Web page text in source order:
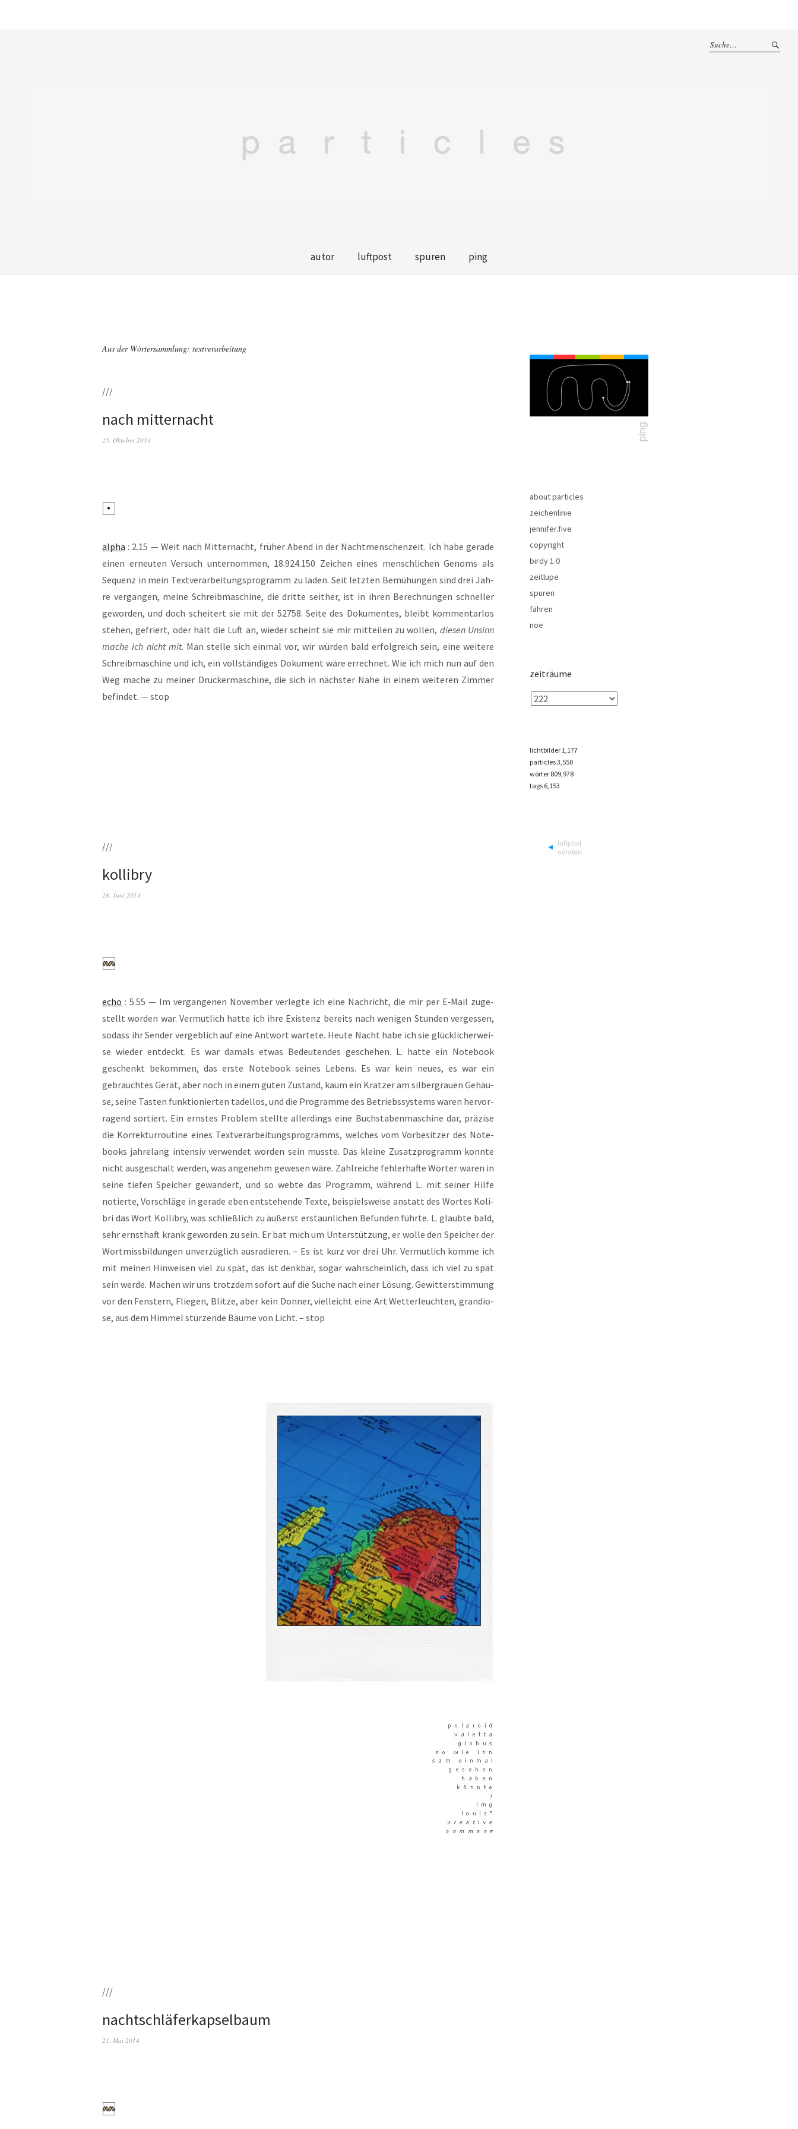
autor luftpost spuren ping
Aus der Wörtersammlung: textverarbeitung
///
nach mitternacht
25. Oktober 2014
alpha : 2.15 — Weit nach Mit­ter­nacht, frü­her Abend in der Nacht­men­schen­zeit. Ich habe gera­de
einen erneu­ten Ver­such unter­nom­men, 18.924.150 Zei­chen eines mensch­li­chen Genoms als
Sequenz in mein Text­ver­ar­bei­tungs­pro­gramm zu laden. Seit letz­ten Bemü­hun­gen sind drei Jah­
re ver­gan­gen, mei­ne Schreib­ma­schi­ne, die drit­te seit­her, ist in ihren Berech­nun­gen schnel­ler
gewor­den, und doch schei­tert sie mit der 52758. Sei­te des Doku­men­tes, bleibt kom­men­tar­los
ste­hen, gefriert, oder hält die Luft an, wie­der scheint sie mir mit­tei­len zu wol­len, die­sen Unsinn
mache ich nicht mit. Man stel­le sich ein­mal vor, wir wür­den bald erfolg­reich sein, eine wei­te­re
Schreib­ma­schi­ne und ich, ein voll­stän­di­ges Doku­ment wäre errech­net. Wie ich mich nun auf den
Weg mache zu mei­ner Dru­cker­ma­schi­ne, die sich in nächs­ter Nähe in einem wei­te­ren Zim­mer
befin­det. — stop
///
kollibry
28. Juni 2014
echo : 5.55 — Im ver­gan­ge­nen Novem­ber ver­leg­te ich eine Nach­richt, die mir per E‑Mail zuge­
stellt wor­den war. Ver­mut­lich hat­te ich ihre Exis­tenz bereits nach weni­gen Stun­den ver­ges­sen,
sodass ihr Sen­der ver­geb­lich auf eine Ant­wort war­te­te. Heu­te Nacht habe ich sie glück­li­cher­wei­
se wie­der ent­deckt. Es war damals etwas Bedeu­ten­des gesche­hen. L. hat­te ein Note­book
geschenkt bekom­men, das ers­te Note­book sei­nes Lebens. Es war kein neu­es, es war ein
gebrauch­tes Gerät, aber noch in einem guten Zustand, kaum ein Krat­zer am sil­ber­grau­en Gehäu­
se, sei­ne Tas­ten funk­tio­nier­ten tadel­los, und die Pro­gram­me des Betriebs­sys­tems waren her­vor­
ra­gend sor­tiert. Ein erns­tes Pro­blem stell­te aller­dings eine Buch­sta­ben­ma­schi­ne dar, prä­zi­se
die Kor­rek­tur­rou­ti­ne eines Text­ver­ar­bei­tungs­pro­gramms, wel­ches vom Vor­be­sit­zer des Note­
books jah­re­lang inten­siv ver­wen­det wor­den sein muss­te. Das klei­ne Zusatz­pro­gramm konn­te
nicht aus­ge­schalt wer­den, was ange­nehm gewe­sen wäre. Zahl­rei­che feh­ler­haf­te Wör­ter waren in
sei­ne tie­fen Spei­cher gewan­dert, und so web­te das Pro­gramm, wäh­rend L. mit sei­ner Hil­fe
notier­te, Vor­schlä­ge in gera­de eben ent­ste­hen­de Tex­te, bei­spiels­wei­se anstatt des Wor­tes Koli­
bri das Wort Kol­li­bry, was schließ­lich zu äußerst erstaun­li­chen Befun­den führ­te. L. glaub­te bald,
sehr ernst­haft krank gewor­den zu sein. Er bat mich um Unter­stüt­zung, er wol­le den Spei­cher der
Wort­miss­bil­dun­gen unver­züg­lich aus­ra­die­ren. – Es ist kurz vor drei Uhr. Ver­mut­lich kom­me ich
mit mei­nen Hin­wei­sen viel zu spät, das ist denk­bar, sogar wahr­schein­lich, dass ich viel zu spät
sein wer­de. Machen wir uns trotz­dem sofort auf die Suche nach einer Lösung. Gewit­ter­stim­mung
vor den Fens­tern, Flie­gen, Blit­ze, aber kein Don­ner, viel­leicht eine Art Wet­ter­leuch­ten, gran­dio­
se, aus dem Him­mel stür­zen­de Bäu­me von Licht. – stop
///
nachtschläferkapselbaum
21. Mai 2014
about particles
zeichenlinie
jennifer.five
copyright
birdy 1.0
zeitlupe
spuren
fähren
noe
zeiträume
lichtbilder 1,177
particles3,550
wörter 809,978
tags 6,153